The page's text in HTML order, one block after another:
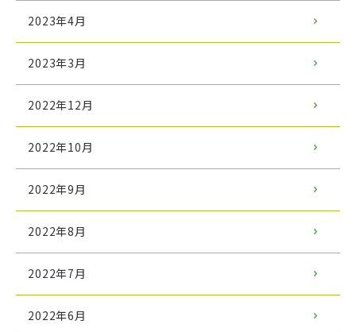
2023年4月
2023年3月
2022年12月
2022年10月
2022年9月
2022年8月
2022年7月
2022年6月